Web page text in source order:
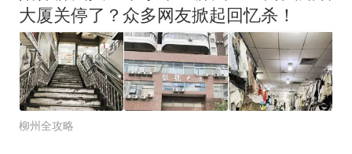
大厦关停了？众多网友掀起回忆杀！
柳州全攻略